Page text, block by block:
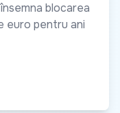
blocarea
euro pentru ani